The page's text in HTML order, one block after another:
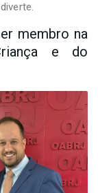
membro na
e do